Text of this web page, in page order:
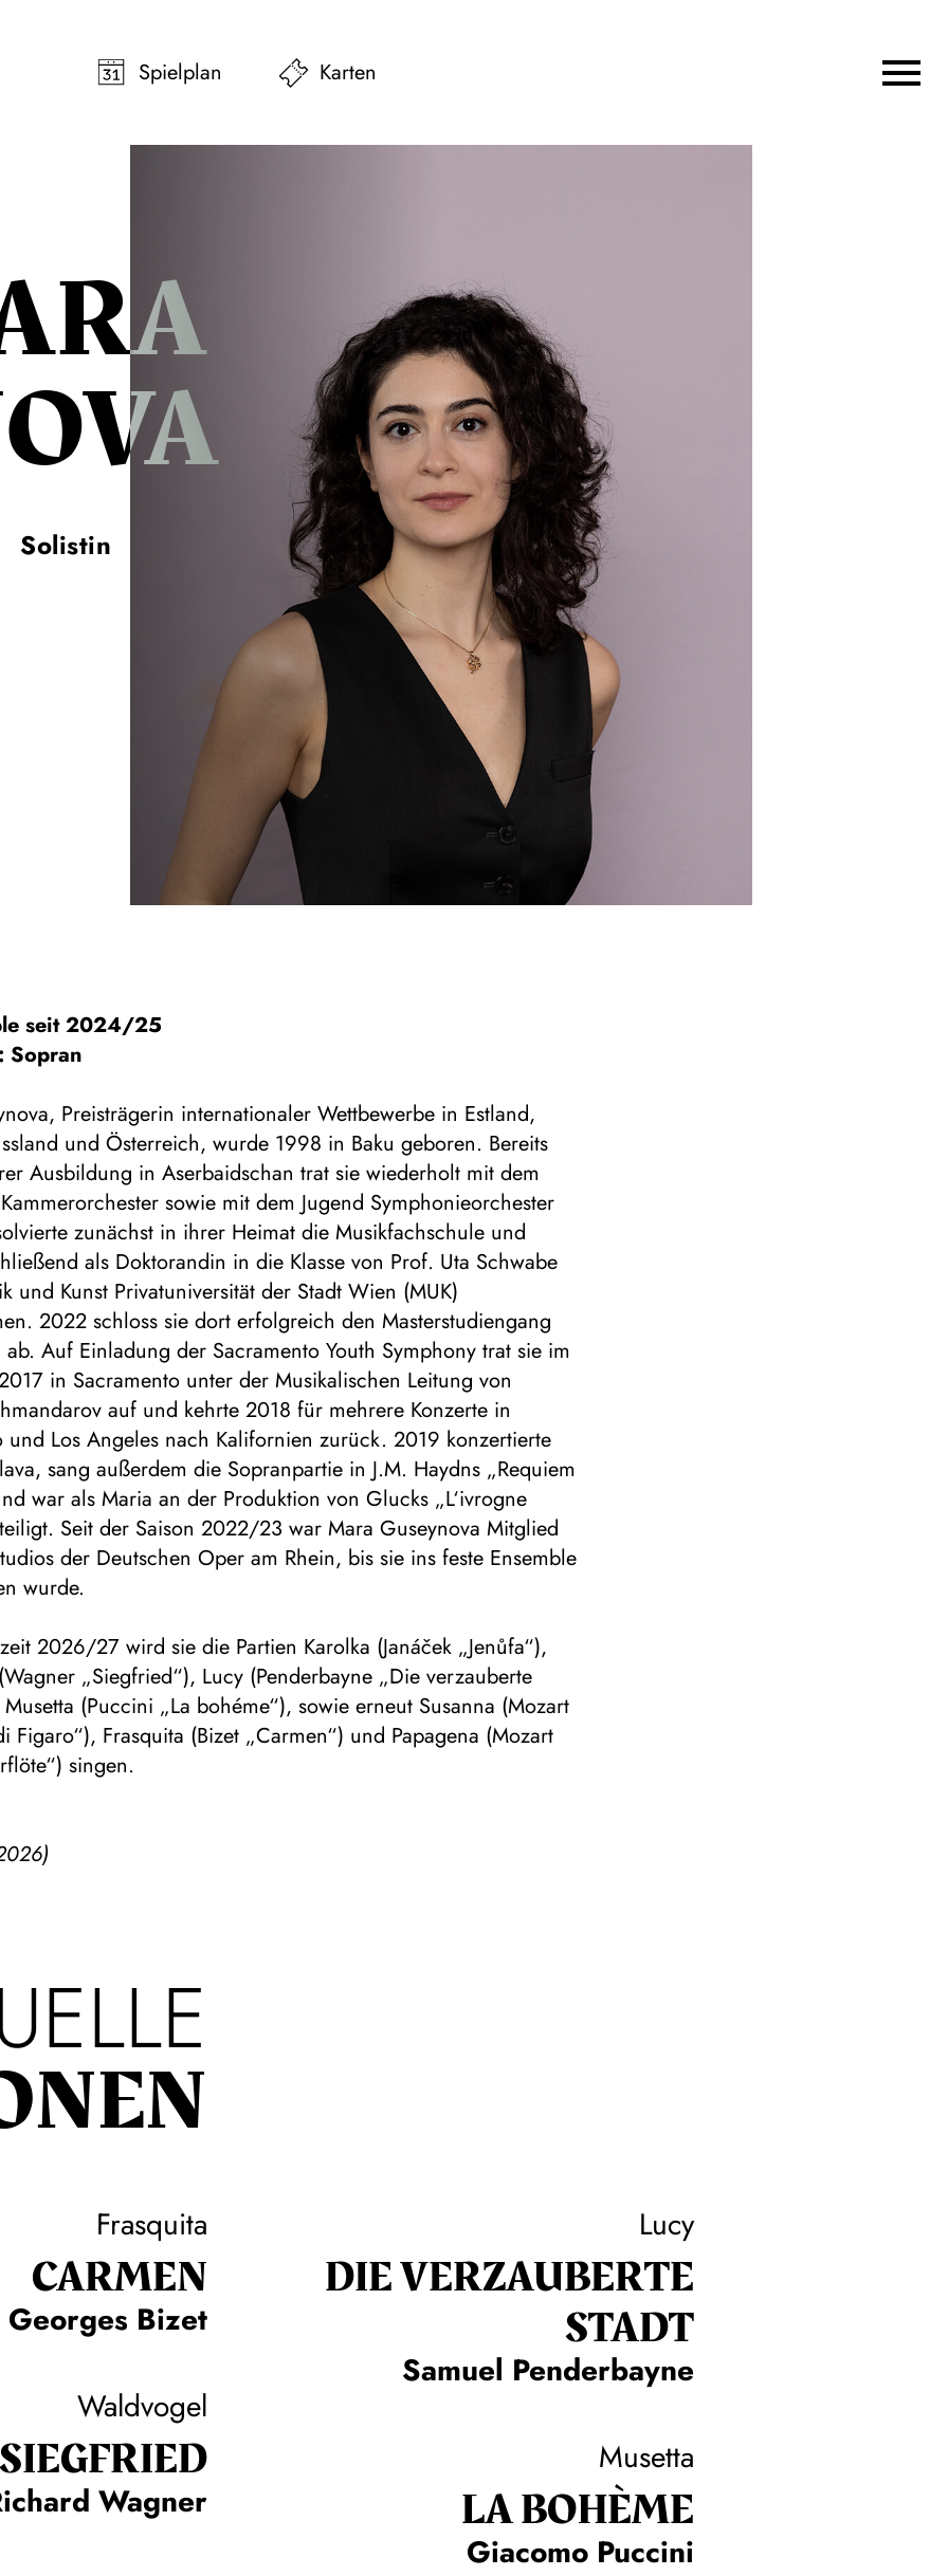
Spielplan
Karten
Solistin
seit 2024/25
Sopran
Preisträgerin internationaler Wettbewerbe in Estland,
und Österreich, wurde 1998 in Baku geboren. Bereits
Ausbildung in Aserbaidschan trat sie wiederholt mit dem
sowie mit dem Jugend Symphonieorchester
zunächst in ihrer Heimat die Musikfachschule und
als Doktorandin in die Klasse von Prof. Uta Schwabe
und Kunst Privatuniversität der Stadt Wien (MUK)
2022 schloss sie dort erfolgreich den Masterstudiengang
ab. Auf Einladung der Sacramento Youth Symphony trat sie im
in Sacramento unter der Musikalischen Leitung von
auf und kehrte 2018 für mehrere Konzerte in
und Los Angeles nach Kalifornien zurück. 2019 konzertierte
sang außerdem die Sopranpartie in J.M. Haydns „Requiem
war als Maria an der Produktion von Glucks „L‘ivrogne
Seit der Saison 2022/23 war Mara Guseynova Mitglied
der Deutschen Oper am Rhein, bis sie ins feste Ensemble
wurde.
2026/27 wird sie die Partien Karolka (Janáček „Jenůfa“),
„Siegfried“), Lucy (Penderbayne „Die verzauberte
(Puccini „La bohéme“), sowie erneut Susanna (Mozart
Figaro“), Frasquita (Bizet „Carmen“) und Papagena (Mozart
singen.
Frasquita
CARMEN
Georges Bizet
Waldvogel
SIEG­FRIED
Wagner
Lucy
DIE VERZAUBERTE
STADT
Samuel Penderbayne
Musetta
LA BOHÈME
Giacomo Puccini